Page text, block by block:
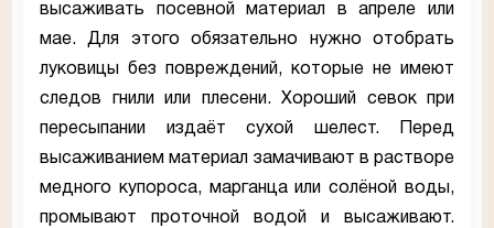
высаживать посевной материал в апреле или
мае. Для этого обязательно нужно отобрать
луковицы без повреждений, которые не имеют
следов гнили или плесени. Хороший севок при
пересыпании издаёт сухой шелест. Перед
высаживанием материал замачивают в растворе
медного купороса, марганца или солёной воды,
промывают проточной водой и высаживают.